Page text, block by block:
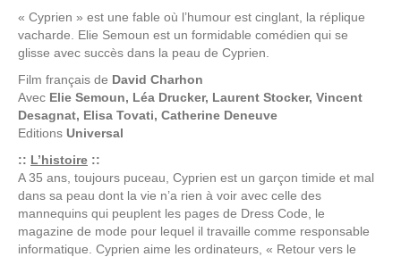
« Cyprien » est une fable où l’humour est cinglant, la réplique
vacharde. Elie Semoun est un formidable comédien qui se
glisse avec succès dans la peau de Cyprien.
Film français de David Charhon
Avec Elie Semoun, Léa Drucker, Laurent Stocker, Vincent
Desagnat, Elisa Tovati, Catherine Deneuve
Editions Universal
:: L’histoire ::
A 35 ans, toujours puceau, Cyprien est un garçon timide et mal
dans sa peau dont la vie n’a rien à voir avec celle des
mannequins qui peuplent les pages de Dress Code, le
magazine de mode pour lequel il travaille comme responsable
informatique. Cyprien aime les ordinateurs, « Retour vers le